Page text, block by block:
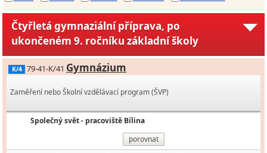
Čtyřletá gymnaziální příprava, po
ukončeném 9. ročníku základní školy
K/4 79-41-K/41 Gymnázium
Zaměření nebo Školní vzdělávací program (ŠVP)
Společný svět - pracoviště Bílina
porovnat